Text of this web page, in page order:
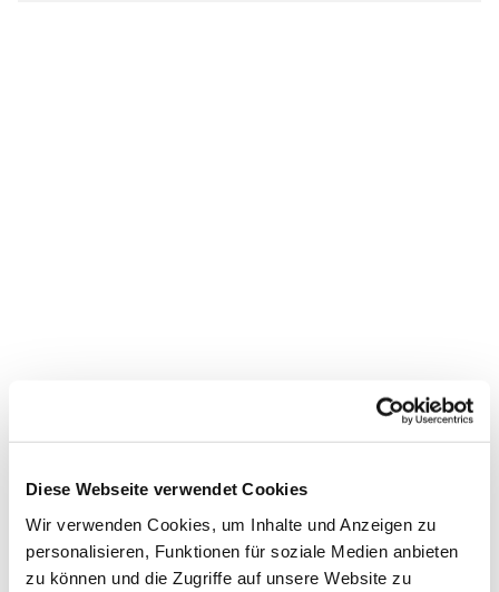
Diese Webseite verwendet Cookies
Wir verwenden Cookies, um Inhalte und Anzeigen zu
personalisieren, Funktionen für soziale Medien anbieten
zu können und die Zugriffe auf unsere Website zu
Dies könnte Sie auch
interessieren